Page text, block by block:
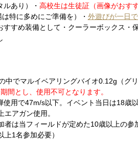
ルあり）・ 高校生は生徒証（画像がおすす
特に多めにご準備を）・ 外遊びが一日
すすめ装備として・クーラーボックス・
中でマルイベアリングバイオ0.12g（グリ
間とし、使用不可となります。
使用で47m/s以下。イベント当日は18歳
エアガン使用。
者は当フィールドが定めた10歳以上の
1名参加必要）